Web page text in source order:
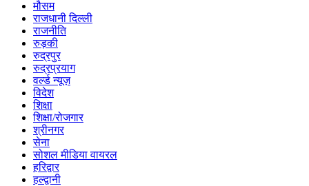
मौसम
राजधानी दिल्ली
राजनीति
रुड़की
रुद्रपुर
रुद्रप्रयाग
वर्ल्ड न्यूज़
विदेश
शिक्षा
शिक्षा/रोजगार
श्रीनगर
सेना
सोशल मीडिया वायरल
हरिद्वार
हल्द्वानी